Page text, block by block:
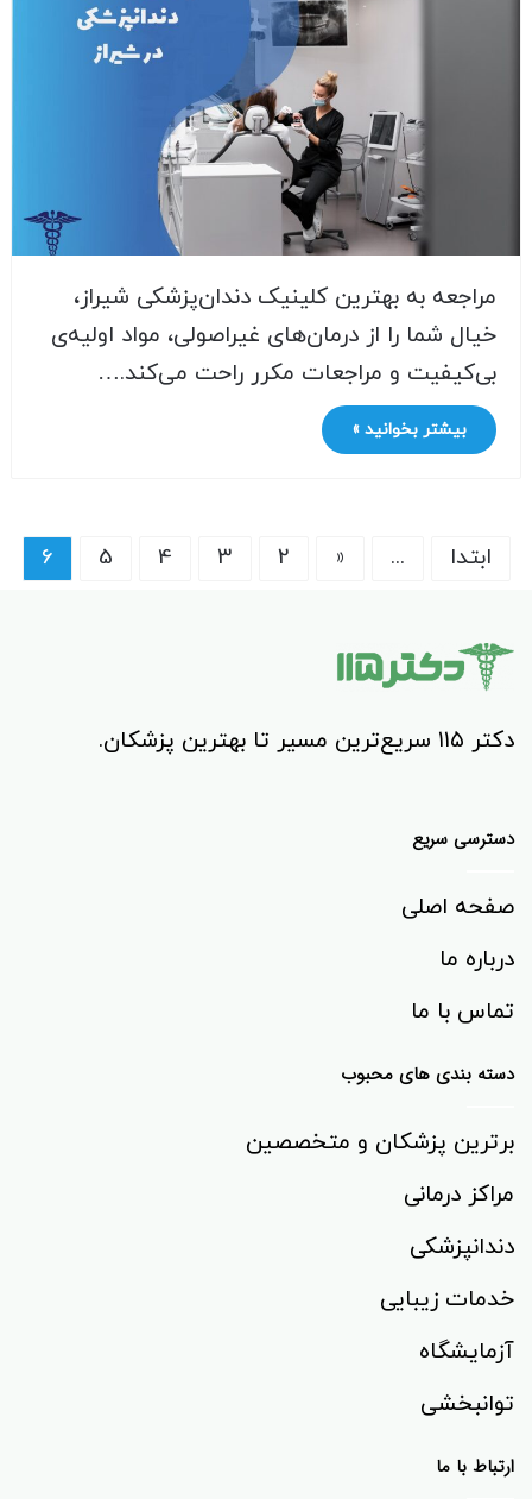
مراجعه به بهترین کلینیک‌ دندان‌پزشکی شیراز،
خیال شما را از درمان‌های غیر‌اصولی، مواد اولیه‌ی
بی‌کیفیت و مراجعات مکرر راحت می‌کند.…
بیشتر بخوانید »
ابتدا ...
«
2
3
4
5
6
دکتر ۱۱۵ سریع‌ترین مسیر تا بهترین پزشکان.
دسترسی سریع
صفحه اصلی
درباره ما
تماس با ما
دسته بندی های محبوب
برترین پزشکان و متخصصین
مراکز درمانی
دندانپزشکی
خدمات زیبایی
آزمایشگاه
توانبخشی‌
ارتباط با ما